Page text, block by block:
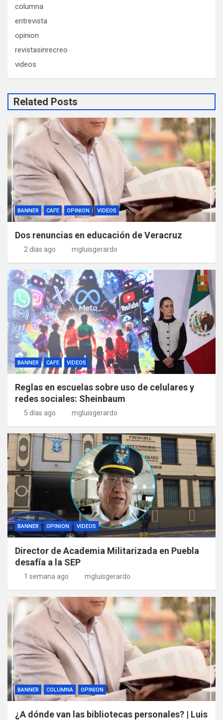
columna
entrevista
opinion
revistasinrecreo
videos
Related Posts
BANNER CAFE OPINION VIDEOS
Dos renuncias en educación de Veracruz
2 días ago mgluisgerardo
BANNER CAFE VIDEOS
Reglas en escuelas sobre uso de celulares y
redes sociales: Sheinbaum
5 días ago mgluisgerardo
BANNER OPINION VIDEOS
Director de Academia Militarizada en Puebla
desafía a la SEP
1 semana ago mgluisgerardo
BANNER COLUMNA OPINION
¿A dónde van las bibliotecas personales? | Luis